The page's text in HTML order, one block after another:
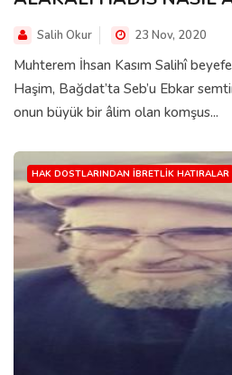
Salih Okur 23 Nov, 2020
Muhterem İhsan Kasım Salihî
Haşim, Bağdat’ta Seb’u Ebkar
onun büyük bir âlim olan komşus...
HAK DOSTLARINDAN İBRETLIK HATIRALAR